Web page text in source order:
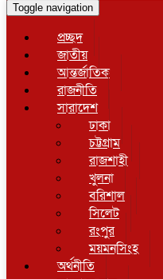
Toggle navigation
প্রচ্ছদ
জাতীয়
আন্তর্জাতিক
রাজনীতি
সারাদেশ
ঢাকা
চট্টগ্রাম
রাজশাহী
খুলনা
বরিশাল
সিলেট
রংপুর
ময়মনসিংহ
অর্থনীতি